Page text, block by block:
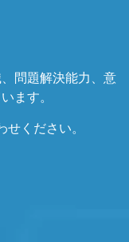
問題解決能力、意
ます。
ください。